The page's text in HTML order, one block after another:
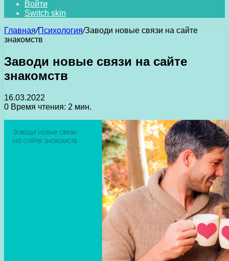
Войти
Switch skin
Главная/Психология/Заводи новые связи на сайте
знакомств
Заводи новые связи на сайте
знакомств
16.03.2022
0 Время чтения: 2 мин.